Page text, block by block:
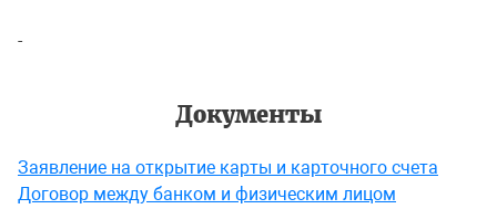
-
Документы
Заявление на открытие карты и карточного счета
Договор между банком и физическим лицом